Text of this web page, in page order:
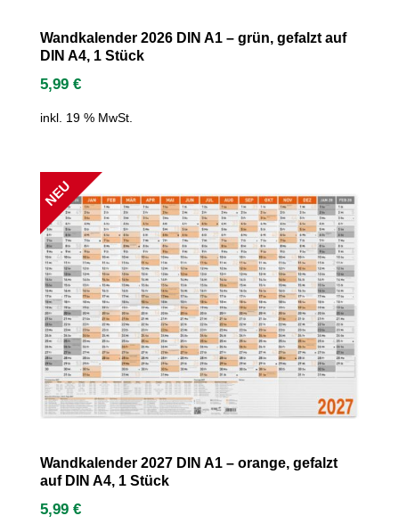
Wandkalender 2026 DIN A1 – grün, gefalzt auf
DIN A4, 1 Stück
5,99 €
inkl. 19 % MwSt.
Wandkalender 2027 DIN A1 – orange, gefalzt
auf DIN A4, 1 Stück
5,99 €
NEU